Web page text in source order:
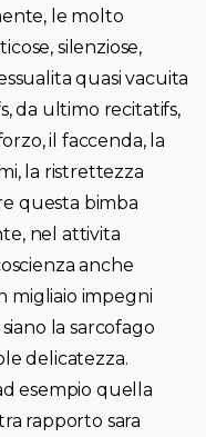
le molto
silenziose,
quasi vacuita
da ultimo recitatifs,
il faccenda, la
la ristrettezza
questa bimba
nel attivita
anche
migliaio impegni
la sarcofago
delicatezza.
esempio quella
rapporto sara